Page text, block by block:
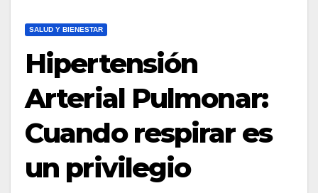
SALUD Y BIENESTAR
Hipertensión
Arterial Pulmonar:
Cuando respirar es
un privilegio